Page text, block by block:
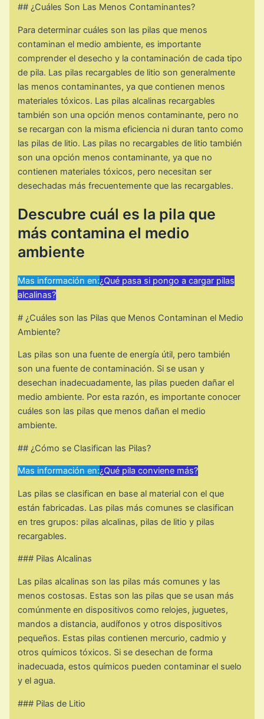
## ¿Cuáles Son Las Menos Contaminantes?
Para determinar cuáles son las pilas que menos
contaminan el medio ambiente, es importante
comprender el desecho y la contaminación de cada tipo
de pila. Las pilas recargables de litio son generalmente
las menos contaminantes, ya que contienen menos
materiales tóxicos. Las pilas alcalinas recargables
también son una opción menos contaminante, pero no
se recargan con la misma eficiencia ni duran tanto como
las pilas de litio. Las pilas no recargables de litio también
son una opción menos contaminante, ya que no
contienen materiales tóxicos, pero necesitan ser
desechadas más frecuentemente que las recargables.
Descubre cuál es la pila que
más contamina el medio
ambiente
Mas información en:¿Qué pasa si pongo a cargar pilas
alcalinas?
# ¿Cuáles son las Pilas que Menos Contaminan el Medio
Ambiente?
Las pilas son una fuente de energía útil, pero también
son una fuente de contaminación. Si se usan y
desechan inadecuadamente, las pilas pueden dañar el
medio ambiente. Por esta razón, es importante conocer
cuáles son las pilas que menos dañan el medio
ambiente.
## ¿Cómo se Clasifican las Pilas?
Mas información en:¿Qué pila conviene más?
Las pilas se clasifican en base al material con el que
están fabricadas. Las pilas más comunes se clasifican
en tres grupos: pilas alcalinas, pilas de litio y pilas
recargables.
### Pilas Alcalinas
Las pilas alcalinas son las pilas más comunes y las
menos costosas. Estas son las pilas que se usan más
comúnmente en dispositivos como relojes, juguetes,
mandos a distancia, audífonos y otros dispositivos
pequeños. Estas pilas contienen mercurio, cadmio y
otros químicos tóxicos. Si se desechan de forma
inadecuada, estos químicos pueden contaminar el suelo
y el agua.
### Pilas de Litio